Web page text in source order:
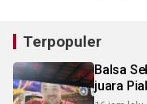
Terpopuler
Balsa
juara